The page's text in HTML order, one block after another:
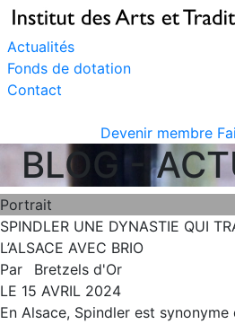
Actualités
Fonds de dotation
Contact
Devenir membre
BLOG -
Portrait
SPINDLER UNE DYNASTIE QUI
L’ALSACE AVEC BRIO
Par
Bretzels d'Or
LE 15 AVRIL 2024
En Alsace, Spindler est synonyme